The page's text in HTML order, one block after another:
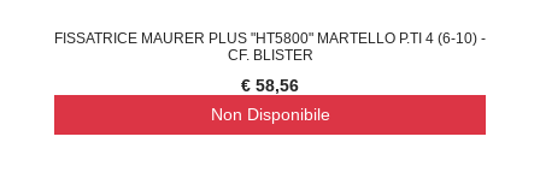
FISSATRICE MAURER PLUS "HT5800" MARTELLO P.TI 4 (6-10) -
CF. BLISTER
€ 58,56
Non Disponibile